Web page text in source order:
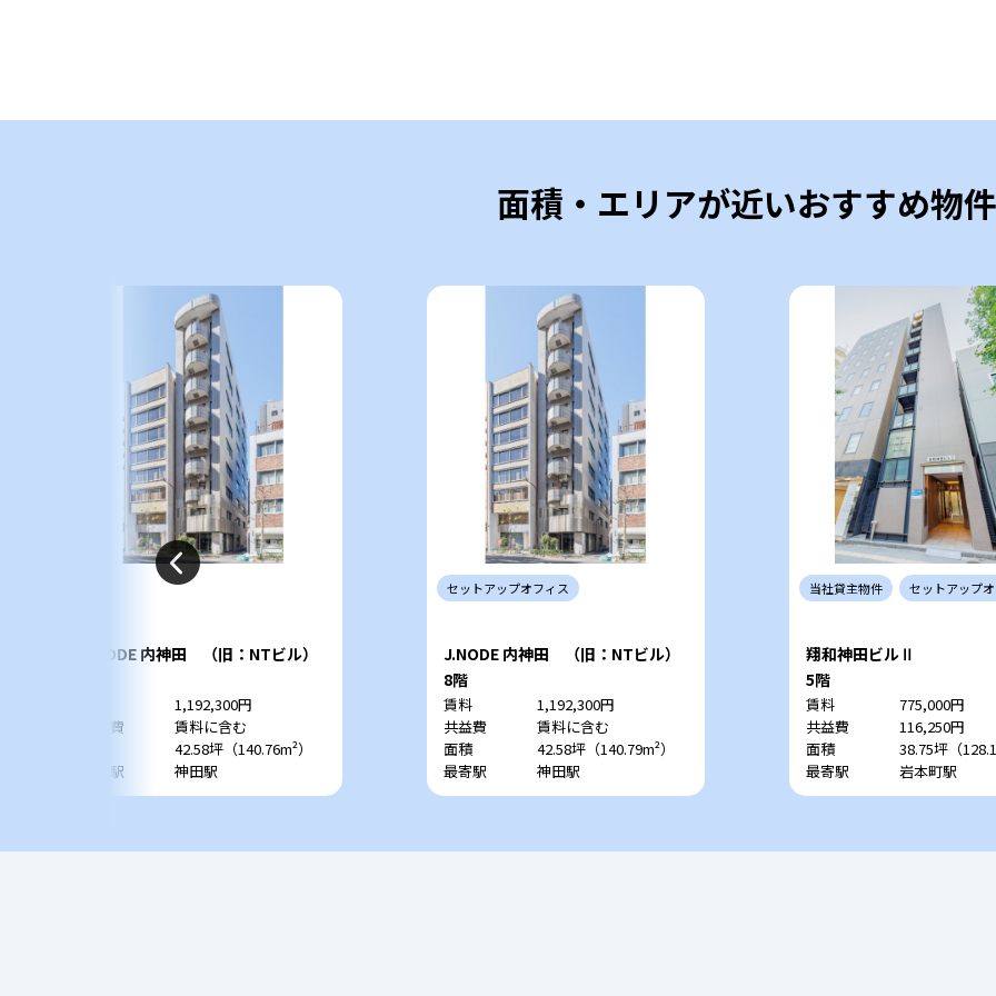
面積・エリアが近いおすすめ物件
J.NODE 内神田 （旧：NTビル）
1,192,300円
共益費
賃料に含む
42.58坪（140.76m²）
最寄駅
神田駅
セットアップオフィス
J.NODE 内神田 （旧：NTビル）
8階
賃料
1,192,300円
共益費
賃料に含む
面積
42.58坪（140.79m²）
最寄駅
神田駅
当社貸主物件 セットアップ
翔和神田ビルⅡ
5階
賃料
775,000円
共益費
116,250円
面積
38.75坪（
最寄駅
岩本町駅